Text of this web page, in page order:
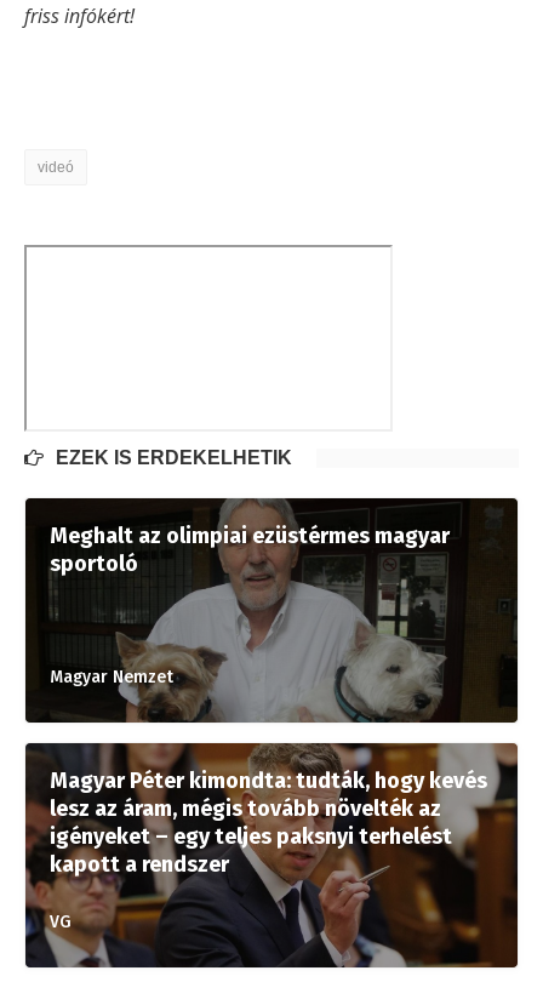
friss infókért!
videó
EZEK IS ÉRDEKELHETIK
Meghalt az olimpiai ezüstérmes magyar
sportoló
Magyar Nemzet
Magyar Péter kimondta: tudták, hogy kevés
lesz az áram, mégis tovább növelték az
igényeket – egy teljes paksnyi terhelést
kapott a rendszer
VG